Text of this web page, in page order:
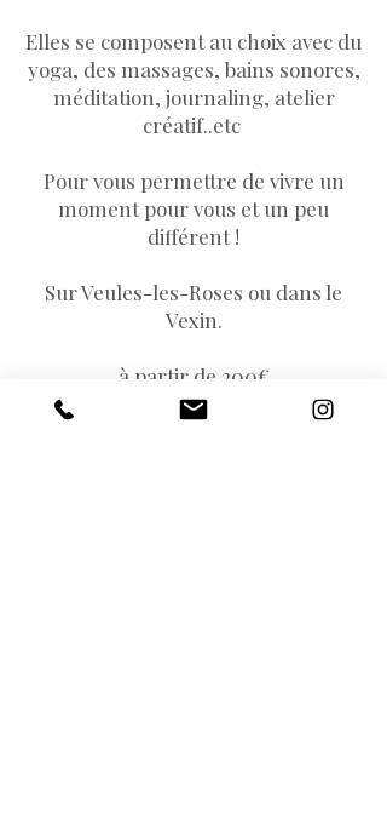
Elles se composent au choix avec du
yoga, des massages, bains sonores,
méditation, journaling, atelier
créatif..etc
Pour vous permettre de vivre un
moment pour vous et un peu
différent !
Sur Veules-les-Roses ou dans le
Vexin.
à partir de 200€